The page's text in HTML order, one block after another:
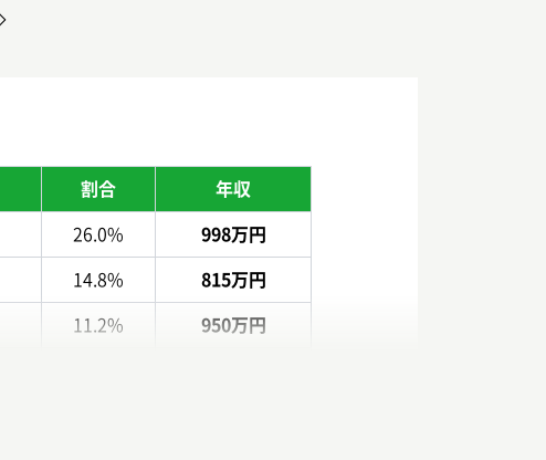
割合 年収
26.0% 998万円
14.8% 815万円
11.2% 950万円